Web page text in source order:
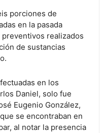
porciones de
en la pasada
realizados
de sustancias
en los
Daniel, solo fue
Eugenio González,
se encontraban en
al notar la presencia